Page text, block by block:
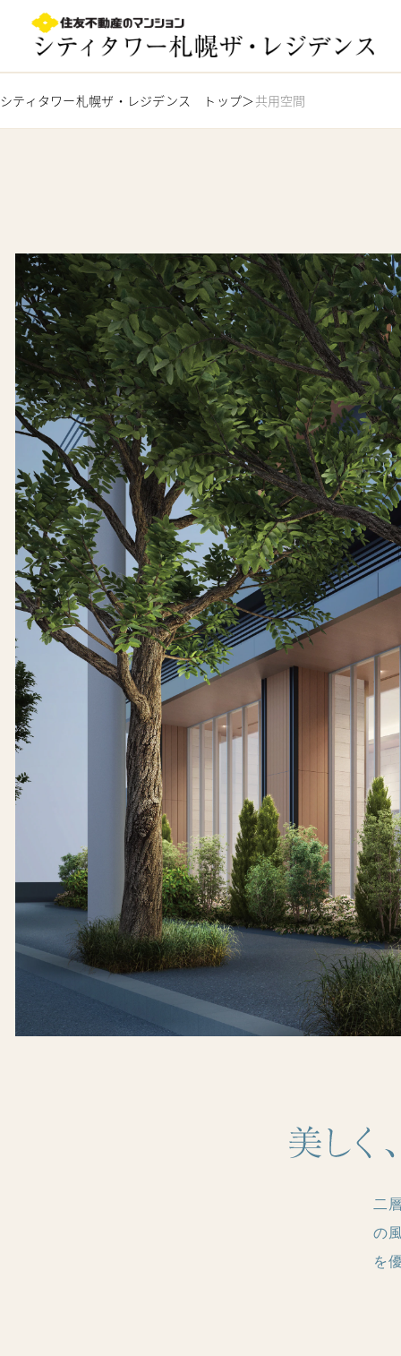
札幌駅徒歩8分｜シティタワー札幌ザ・レジデンス｜札幌
シティタワー札幌ザ・レジデンス トップ 共用空間
二
の
を